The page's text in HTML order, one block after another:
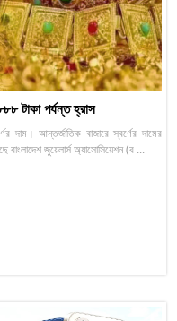
টাকা পর্যন্ত হ্রাস
দাম। আন্তর্জাতিক বাজারে স্বর্ণের দামের
বাংলাদেশ জুয়েলার্স অ্যাসোসিয়েশন (ব ...